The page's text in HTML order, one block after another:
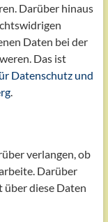
Darüber hinaus
Daten bei der
Das ist
Datenschutz und
.
verlangen, ob
Darüber
über diese Daten